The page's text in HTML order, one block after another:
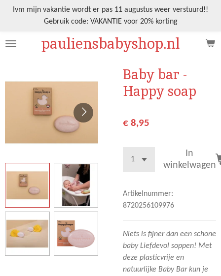
Ga
de
pauliensbabyshop.nl
Ivm mijn vakantie wordt er pas 11 augustus weer verstuurd!!
Gebruik code: VAKANTIE voor 20% korting
Baby bar -
Happy soap
€ 8,95
In
winkelwagen
Artikelnummer:
8720256109976
Niets is fijner dan een schone
baby Liefdevol soppen! Met
deze plasticvrije en
natuurlijke Baby Bar kun je